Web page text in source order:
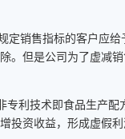
销售指标的客户应给
。但是公司为了虚减
利技术即食品生产配
投资收益，形成虚假